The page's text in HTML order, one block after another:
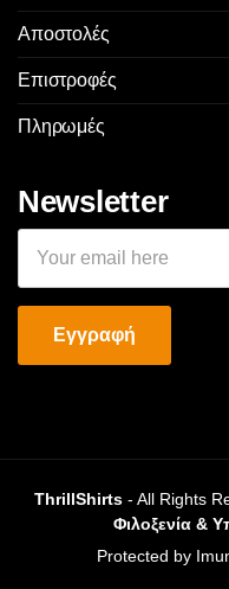
Αποστολές
Επιστροφές
Πληρωμές
Newsletter
ThrillShirts- All Rights
Φιλοξενία &
Protected by